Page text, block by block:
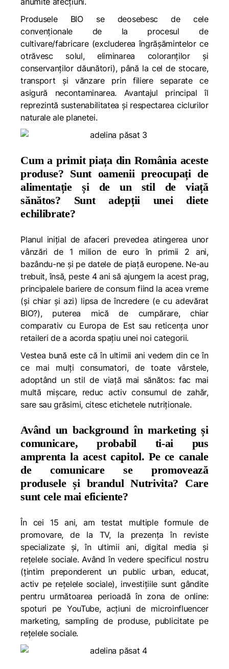
Produsele BIO se deosebesc de cele
convenționale de la procesul de
cultivare/fabricare (excluderea îngrășămintelor ce
otrăvesc solul, eliminarea coloranților și
conservanților dăunători), până la cel de stocare,
transport și vănzare prin filiere separate ce
asigură necontaminarea. Avantajul principal îl
reprezintă sustenabilitatea și respectarea ciclurilor
naturale ale planetei.
Cum a primit piața din România aceste
produse? Sunt oamenii preocupați de
alimentație și de un stil de viață
sănătos? Sunt adepții unei diete
echilibrate?
Planul inițial de afaceri prevedea atingerea unor
vânzări de 1 milion de euro în primii 2 ani,
bazându-ne și pe datele de piață europene. Ne-au
trebuit, însă, peste 4 ani să ajungem la acest prag,
principalele bariere de consum fiind la acea vreme
(și chiar și azi) lipsa de încredere (e cu adevărat
BIO?), puterea mică de cumpărare, chiar
comparativ cu Europa de Est sau reticența unor
retaileri de a acorda spațiu unei noi categorii.
Vestea bună este că în ultimii ani vedem din ce în
ce mai mulți consumatori, de toate vârstele,
adoptând un stil de viață mai sănătos: fac mai
multă mișcare, reduc activ consumul de zahăr,
sare sau grăsimi, citesc etichetele nutriționale.
Având un background în marketing și
comunicare, probabil ti-ai pus
amprenta la acest capitol. Pe ce canale
de comunicare se promovează
produsele și brandul Nutrivita? Care
sunt cele mai eficiente?
În cei 15 ani, am testat multiple formule de
promovare, de la TV, la prezența în reviste
specializate și, în ultimii ani, digital media și
rețelele sociale. Având în vedere specificul nostru
(țintim preponderent un public urban, educat,
activ pe rețelele sociale), investițiile sunt gândite
pentru următoarea perioadă în zona de online:
spoturi pe YouTube, acțiuni de microinfluencer
marketing, sampling de produse, publicitate pe
rețelele sociale.